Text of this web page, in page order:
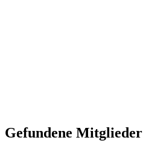
Gefundene Mitglieder